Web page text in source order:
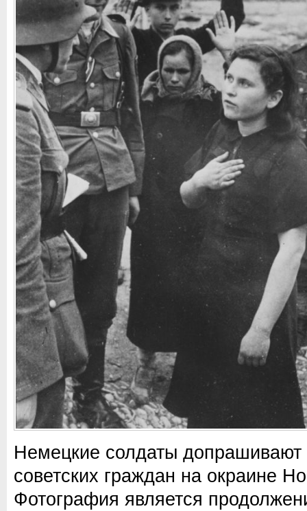
Немецкие солдаты
советских граждан на окраине
Фотография является